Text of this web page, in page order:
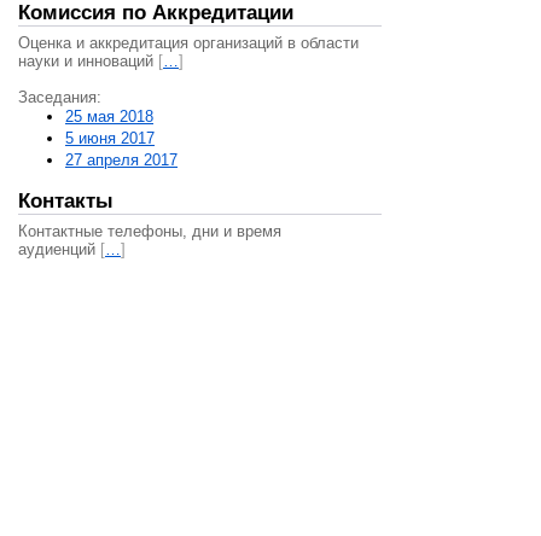
Комиссия по Аккредитации
Оценка и аккредитация организаций в области
науки и инноваций […]
Заседания:
25 мая 2018
5 июня 2017
27 апреля 2017
Контакты
Контактные телефоны, дни и время
аудиенций […]